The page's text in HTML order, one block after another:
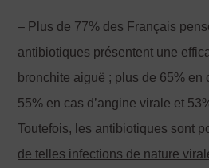
– Plus de 77% des Français
antibiotiques présentent une
bronchite aiguë ; plus de 65% en
55% en cas d’angine virale et
Toutefois, les antibiotiques sont
de telles infections de nature